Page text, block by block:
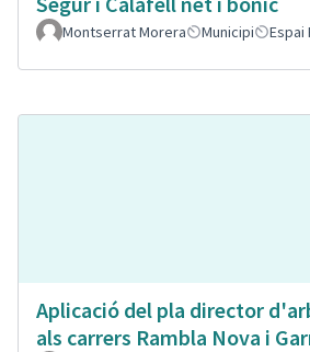
Montserrat Morera
Municipi Espai
Aplicació del pla director
als carrers Rambla Nova i